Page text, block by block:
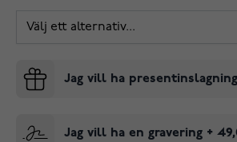
Jag vill ha presentinslagning
Jag vill ha en gravering +